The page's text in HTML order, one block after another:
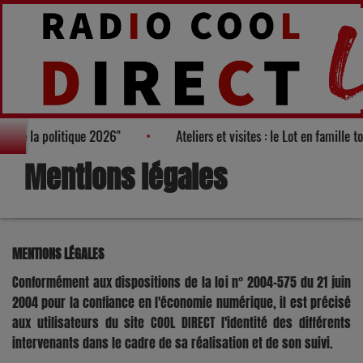
de la politique 2026" Ateliers et visites : le Lot en famille
Mentions légales
MENTIONS LÉGALES
Conformément aux dispositions de la loi n° 2004-575 du 21 juin
2004 pour la confiance en l'économie numérique, il est précisé
aux utilisateurs du site COOL DIRECT l'identité des différents
intervenants dans le cadre de sa réalisation et de son suivi.